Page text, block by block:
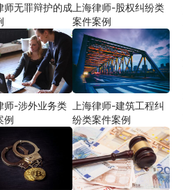
师无罪辩护的成 上海律师-股权纠纷类
案件案例
师-涉外业务类
例
上海律师-建筑工程纠
纷类案件案例